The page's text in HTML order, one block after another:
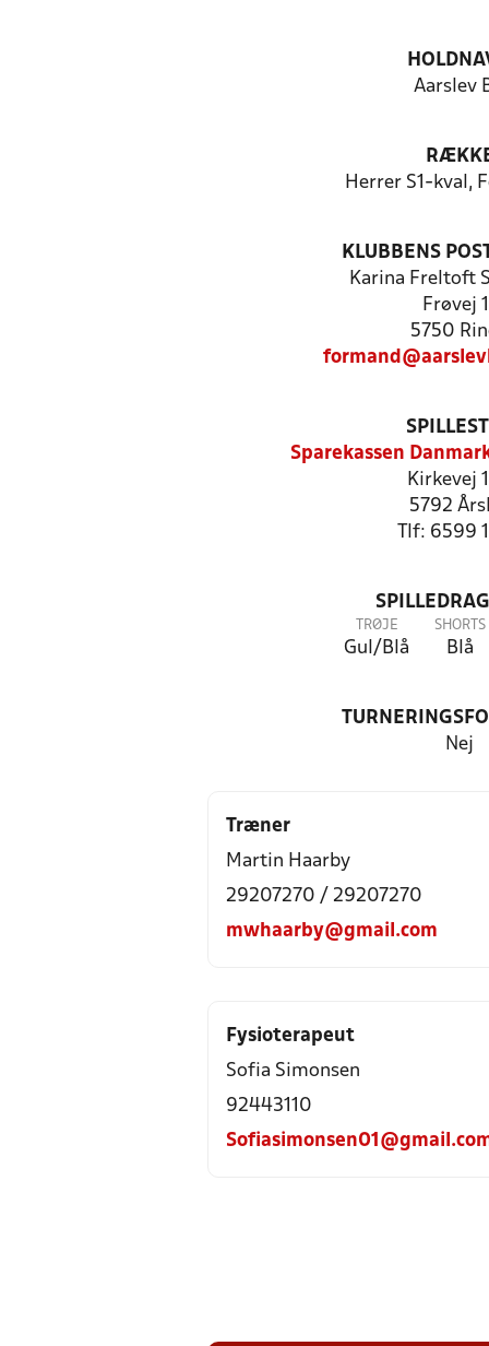
Aarslev
Herrer S1-kval,
KLUBBENS
Karina Freltoft
Frøvej
5750
Sparekassen
Kirkevej
5792
Tlf: 6599
TRØJE
Gul/Blå
SHORTS
Blå
Nej
Træner
Martin Haarby
29207270 / 29207270
mwhaarby@gmail.com
Fysioterapeut
Sofia Simonsen
92443110